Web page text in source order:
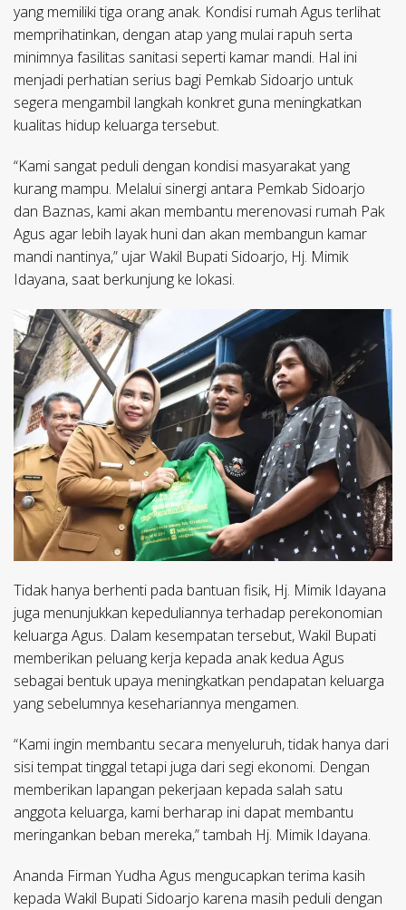
yang memiliki tiga orang anak. Kondisi rumah Agus terlihat
memprihatinkan, dengan atap yang mulai rapuh serta
minimnya fasilitas sanitasi seperti kamar mandi. Hal ini
menjadi perhatian serius bagi Pemkab Sidoarjo untuk
segera mengambil langkah konkret guna meningkatkan
kualitas hidup keluarga tersebut.
“Kami sangat peduli dengan kondisi masyarakat yang
kurang mampu. Melalui sinergi antara Pemkab Sidoarjo
dan Baznas, kami akan membantu merenovasi rumah Pak
Agus agar lebih layak huni dan akan membangun kamar
mandi nantinya,” ujar Wakil Bupati Sidoarjo, Hj. Mimik
Idayana, saat berkunjung ke lokasi.
Tidak hanya berhenti pada bantuan fisik, Hj. Mimik Idayana
juga menunjukkan kepeduliannya terhadap perekonomian
keluarga Agus. Dalam kesempatan tersebut, Wakil Bupati
memberikan peluang kerja kepada anak kedua Agus
sebagai bentuk upaya meningkatkan pendapatan keluarga
yang sebelumnya kesehariannya mengamen.
“Kami ingin membantu secara menyeluruh, tidak hanya dari
sisi tempat tinggal tetapi juga dari segi ekonomi. Dengan
memberikan lapangan pekerjaan kepada salah satu
anggota keluarga, kami berharap ini dapat membantu
meringankan beban mereka,” tambah Hj. Mimik Idayana.
Ananda Firman Yudha Agus mengucapkan terima kasih
kepada Wakil Bupati Sidoarjo karena masih peduli dengan